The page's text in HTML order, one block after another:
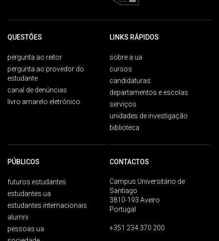
QUESTÕES
pergunta ao reitor
pergunta ao provedor do
estudante
canal de denúncias
livro amarelo eletrónico
LINKS RÁPIDOS
sobre a ua
cursos
candidaturas
departamentos e escolas
serviços
unidades de investigação
biblioteca
PÚBLICOS
futuros estudantes
estudantes ua
estudantes internacionais
alumni
pessoas ua
CONTACTOS
Campus Universitário de
Santiago
3810-193 Aveiro
Portugal
+351 234 370 200